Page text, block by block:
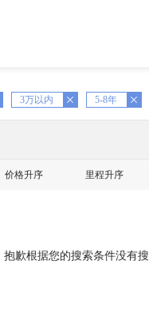
3万以内 5-8年
X
价格升序 里程升序
抱歉根据您的搜索条件没有